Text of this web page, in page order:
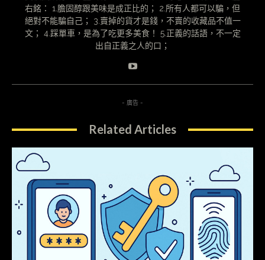
右銘： 1.膽固醇跟美味是成正比的； 2.所有人都可以騙，但
絕對不能騙自己； 3.賣掉的貨才是錢，不賣的收藏品不值一
文； 4.踩單車，是為了吃更多美食！ 5.正義的話語，不一定
出自正義之人的口；
- 廣告 -
Related Articles